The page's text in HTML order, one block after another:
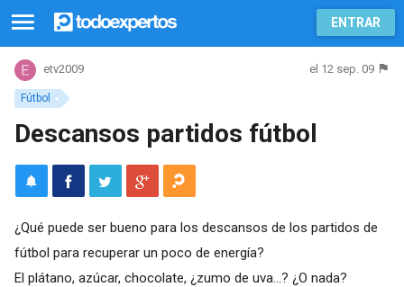
ENTRAR
Fútbol
etv2009 el 12 sep. 09
Descansos partidos fútbol
¿Qué puede ser bueno para los descansos de los partidos de
fútbol para recuperar un poco de energía?
El plátano, azúcar, chocolate, ¿zumo de uva...? ¿O nada?